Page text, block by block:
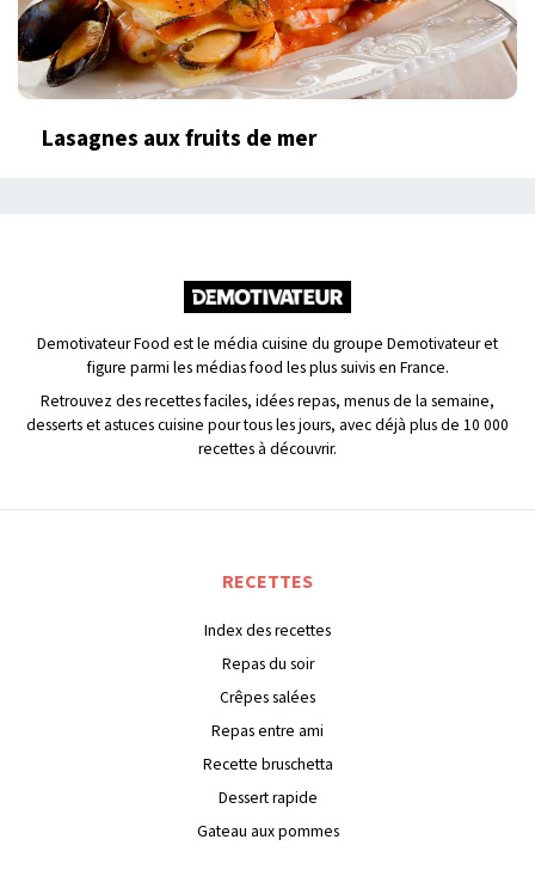
Lasagnes aux fruits de mer
Demotivateur Food est le média cuisine du groupe Demotivateur et
figure parmi les médias food les plus suivis en France.
Retrouvez des recettes faciles, idées repas, menus de la semaine,
desserts et astuces cuisine pour tous les jours, avec déjà plus de 10 000
recettes à découvrir.
RECETTES
Index des recettes
Repas du soir
Crêpes salées
Repas entre ami
Recette bruschetta
Dessert rapide
Gateau aux pommes